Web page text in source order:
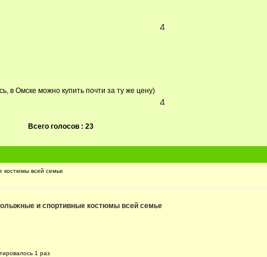
в Омске можно купить почти за ту же цену)
Всего голосов : 23
костюмы всей семье
и спортивные костюмы всей семье
1 раз